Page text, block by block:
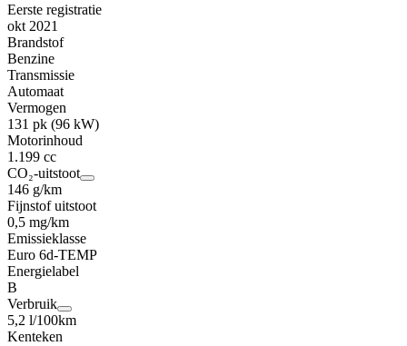
Eerste registratie
okt 2021
Brandstof
Benzine
Transmissie
Automaat
Vermogen
131 pk (96 kW)
Motorinhoud
1.199 cc
CO₂-uitstoot
146 g/km
Fijnstof uitstoot
0,5 mg/km
Emissieklasse
Euro 6d-TEMP
Energielabel
B
Verbruik
5,2 l/100km
Kenteken